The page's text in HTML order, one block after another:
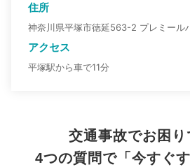
住所
神奈川県平塚市徳延563-2 プレミール
アクセス
平塚駅から車で11分
交通事故でお困り
4つの質問で「今すぐ